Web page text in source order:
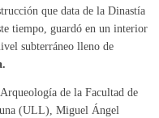
que data de la Dinastía
tiempo, guardó en un interior
subterráneo lleno de
de la Facultad de
(ULL), Miguel Ángel